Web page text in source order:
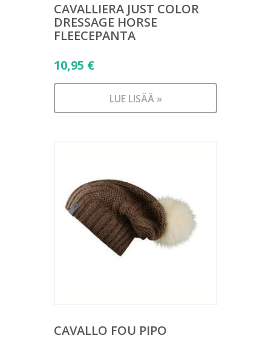
CAVALLIERA JUST COLOR
DRESSAGE HORSE
FLEECEPANTA
10,95 €
LUE LISÄÄ »
CAVALLO FOU PIPO